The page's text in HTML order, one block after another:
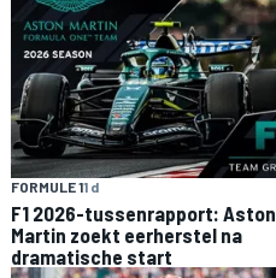
FORMULE 11 d
F1 2026-tussenrapport: Aston
Martin zoekt eerherstel na
dramatische start